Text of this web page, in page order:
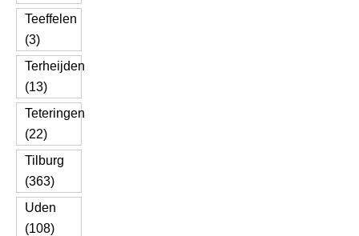
Teeffelen
(3)
Terheijden
(13)
Teteringen
(22)
Tilburg
(363)
Uden
(108)